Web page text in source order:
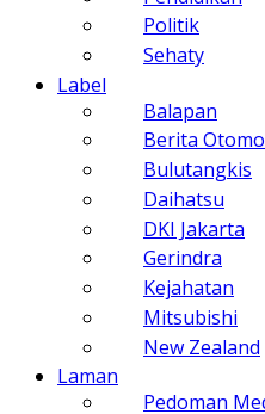
Politik
Sehaty
Label
Balapan
Berita
Bulutangkis
Daihatsu
DKI Jakarta
Gerindra
Kejahatan
Mitsubishi
New Zealand
Laman
Pedoman